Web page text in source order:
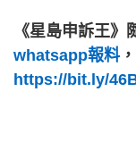
《星島申訴王
whatsapp報料
https://bit.ly/